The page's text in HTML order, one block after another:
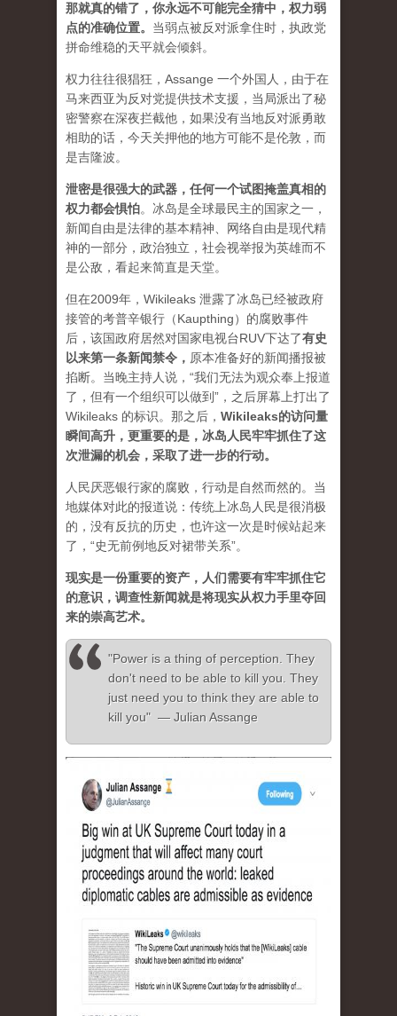
那就真的错了，你永远不可能完全猜中，权力弱
点的准确位置。 当弱点被反对派拿住时，执政党
拼命维稳的天平就会倾斜。
权力往往很猖狂，Assange 一个外国人，由于在
马来西亚为反对党提供技术支援，当局派出了秘
密警察在深夜拦截他，如果没有当地反对派勇敢
相助的话，今天关押他的地方可能不是伦敦，而
是吉隆波。
泄密是很强大的武器，任何一个试图掩盖真相的
权力都会惧怕。 冰岛是全球最民主的国家之一，
新闻自由是法律的基本精神、网络自由是现代精
神的一部分，政治独立，社会视举报为英雄而不
是公敌，看起来简直是天堂。
但在2009年，Wikileaks 泄露了冰岛已经被政府
接管的考普辛银行（Kaupthing）的腐败事件
后，该国政府居然对国家电视台RUV下达了有史
以来第一条新闻禁令 ， 原本准备好的新闻播报被
掐断。当晚主持人说，“我们无法为观众奉上报道
了，但有一个组织可以做到”，之后屏幕上打出了
Wikileaks 的标识。那之后， Wikileaks的访问量
瞬间高升，更重要的是，冰岛人民牢牢抓住了这
次泄漏的机会，采取了进一步的行动。
人民厌恶银行家的腐败，行动是自然而然的。当
地媒体对此的报道说：传统上冰岛人民是很消极
的，没有反抗的历史，也许这一次是时候站起来
了，“史无前例地反对裙带关系”。
现实是一份重要的资产，人们需要有牢牢抓住它
的意识，调查性新闻就是将现实从权力手里夺回
来的崇高艺术。
"Power is a thing of perception. They
don't need to be able to kill you. They
just need you to think they are able to
kill you" — Julian Assange